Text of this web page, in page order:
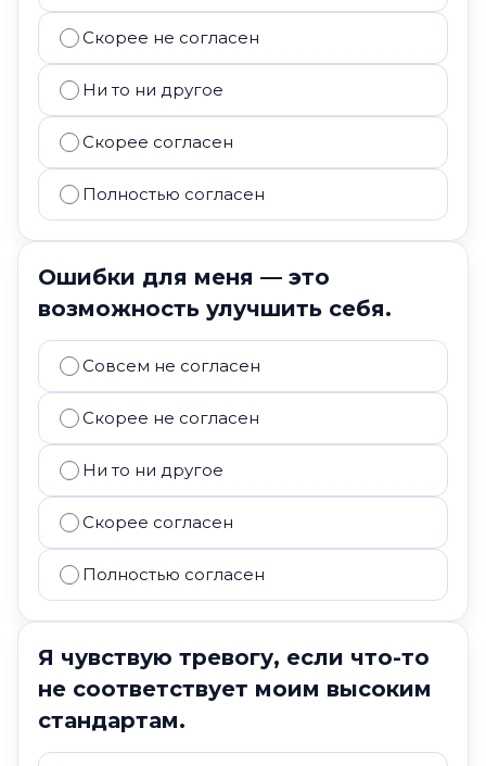
Скорее не согласен
Ни то ни другое
Скорее согласен
Полностью согласен
Ошибки для меня — это
возможность улучшить себя.
Совсем не согласен
Скорее не согласен
Ни то ни другое
Скорее согласен
Полностью согласен
Я чувствую тревогу, если что-то
не соответствует моим высоким
стандартам.